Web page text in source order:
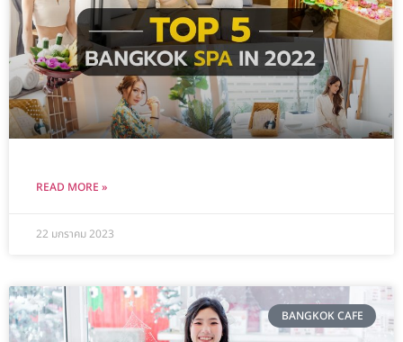
READ MORE »
22 มกราคม 2023
BANGKOK CAFE